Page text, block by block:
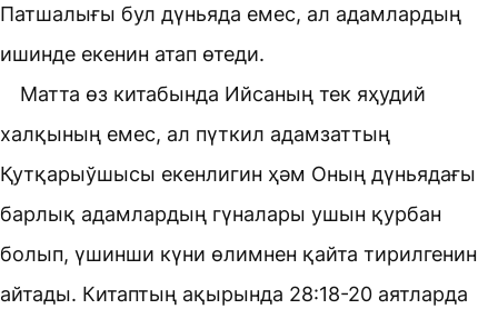
Патшалығы бул дүньяда емес, ал адамлардың
ишинде екенин атап өтеди.
Матта өз китабында Ийсаның тек яҳудий
халқының емес, ал пүткил адамзаттың
Қутқарыўшысы екенлигин ҳәм Оның дүньядағы
барлық адамлардың гүналары ушын қурбан
болып, үшинши күни өлимнен қайта тирилгенин
айтады. Китаптың ақырында 28:18-20 аятларда